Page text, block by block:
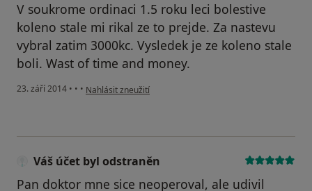
V soukrome ordinaci 1.5 roku leci bolestive
koleno stale mi rikal ze to prejde. Za nastevu
vybral zatim 3000kc. Vysledek je ze koleno stale
boli. Wast of time and money.
23. září 2014 • • • podle názoru uživatele Váš účet byl odstraněn
Nahlásit zneužití
Váš účet byl odstraněn
Pan doktor mne sice neoperoval, ale udivil